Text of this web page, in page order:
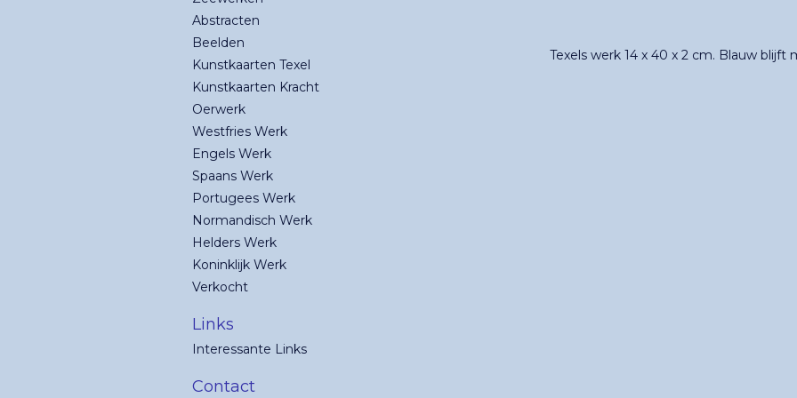
Texels werk 14 x 40 x 2 cm. Blauw blijft
Abstracten
Beelden
Kunstkaarten Texel
Kunstkaarten Kracht
Oerwerk
Westfries Werk
Engels Werk
Spaans Werk
Portugees Werk
Normandisch Werk
Helders Werk
Koninklijk Werk
Verkocht
Links
Interessante Links
Contact